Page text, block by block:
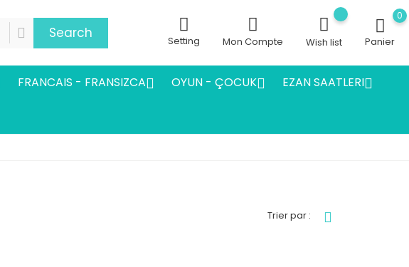
Search Setting Mon Compte Wish list
0
Panier
FRANCAIS - FRANSIZCA OYUN - ÇOCUK EZAN SAATLERI
Trier par :